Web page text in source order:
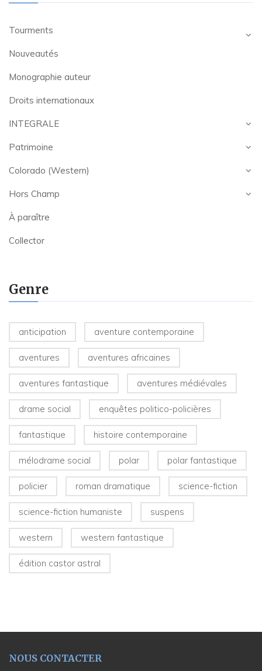
Tourments
Nouveautés
Monographie auteur
Droits internationaux
INTEGRALE
Patrimoine
Colorado (Western)
Hors Champ
À paraître
Collector
Genre
anticipation aventure contemporaine
aventures aventures africaines
aventures fantastique aventures médiévales
drame social enquêtes politico-policières
fantastique histoire contemporaine
mélodrame social polar polar fantastique
policier roman dramatique science-fiction
science-fiction humaniste suspens
western western fantastique
édition castor astral
NOUS CONTACTER